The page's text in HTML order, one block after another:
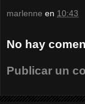
marlenne en 10:43
No hay
Publicar un